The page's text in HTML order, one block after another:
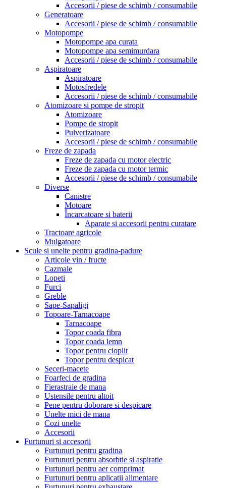
Accesorii / piese de schimb / consumabile
Generatoare
Accesorii / piese de schimb / consumabile
Motopompe
Motopompe apa curata
Motopompe apa semimurdara
Accesorii / piese de schimb / consumabile
Aspiratoare
Aspiratoare
Motosfredele
Accesorii / piese de schimb / consumabile
Atomizoare si pompe de stropit
Atomizoare
Pompe de stropit
Pulverizatoare
Accesorii / piese de schimb / consumabile
Freze de zapada
Freze de zapada cu motor electric
Freze de zapada cu motor termic
Accesorii / piese de schimb / consumabile
Diverse
Canistre
Motoare
Încarcatoare si baterii
Aparate si accesorii pentru curatare
Tractoare agricole
Mulgatoare
Scule si unelte pentru gradina-padure
Articole vin / fructe
Cazmale
Lopeti
Furci
Greble
Sape-Sapaligi
Topoare-Tarnacoape
Tarnacoape
Topor coada fibra
Topor coada lemn
Topor pentru cioplit
Topor pentru despicat
Seceri-macete
Foarfeci de gradina
Fierastraie de mana
Ustensile pentru altoit
Pene pentru doborare si despicare
Unelte mici de mana
Cozi unelte
Accesorii
Furtunuri si accesorii
Furtunuri pentru gradina
Furtunuri pentru absorbtie si aspiratie
Furtunuri pentru aer comprimat
Furtunuri pentru aplicatii alimentare